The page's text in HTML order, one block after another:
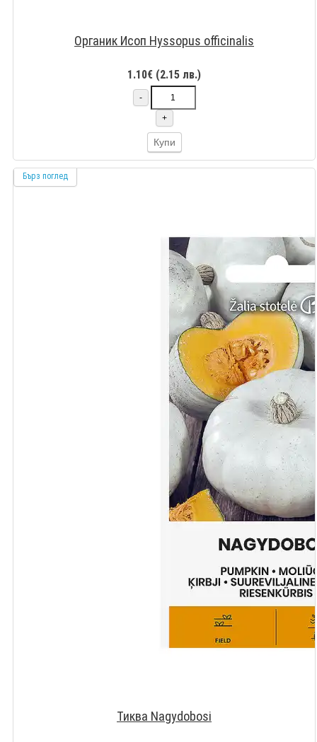
Органик Исоп Hyssopus officinalis
1.10€ (2.15 лв.)
-
+
Купи
Бърз поглед
Тиква Nagydobosi